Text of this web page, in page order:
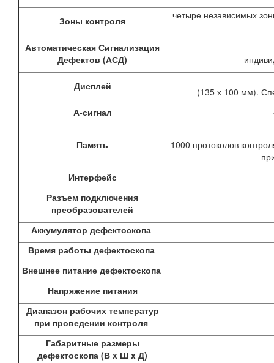
Зоны контроля четыре независимых
Автоматическая Сигнализация
Дефектов (АСД)
Дисплей
(135 х 100 мм).
А-сигнал
Память
1000 протоколов
Интерфейс
Разъем подключения
преобразователей
Аккумулятор дефектоскопа
Время работы дефектоскопа
Внешнее питание дефектоскопа
Напряжение питания
Диапазон рабочих температур
при проведении контроля
Габаритные размеры
дефектоскопа (В x Ш x Д)